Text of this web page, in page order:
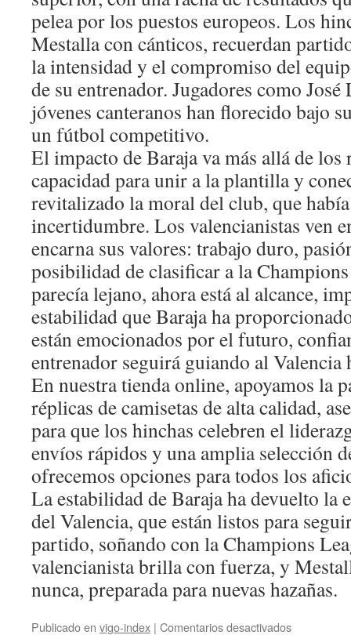
pelea por los puestos europeos. Los
Mestalla con cánticos, recuerdan
la intensidad y el compromiso del
de su entrenador. Jugadores como
jóvenes canteranos han florecido bajo
un fútbol competitivo.
El impacto de Baraja va más allá de los
capacidad para unir a la plantilla y
revitalizado la moral del club, que
incertidumbre. Los valencianistas ven
encarna sus valores: trabajo duro,
posibilidad de clasificar a la
parecía lejano, ahora está al alcance,
estabilidad que Baraja ha
están emocionados por el futuro,
entrenador seguirá guiando al Valencia
En nuestra tienda online, apoyamos la
réplicas de camisetas de alta calidad,
para que los hinchas celebren el
envíos rápidos y una amplia selección
ofrecemos opciones para todos los
La estabilidad de Baraja ha devuelto la
del Valencia, que están listos para
partido, soñando con la Champions
valencianista brilla con fuerza, y
nunca, preparada para nuevas hazañas.
Publicado en vigo-index | Comentarios desactivadosen